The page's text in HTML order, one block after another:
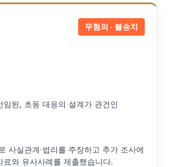
무혐의 · 불송치
임된, 초동 대응의 설계가 관건인
사실관계·법리를 주장하고 추가 조사에
료와 유사사례를 제출했습니다.